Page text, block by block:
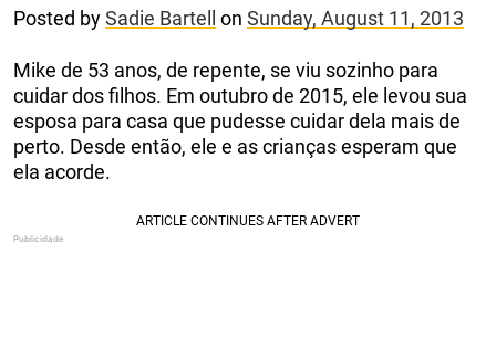
Posted bySadie Bartell on Sunday, August 11, 2013
Mike de 53 anos, de repente, se viu sozinho para
cuidar dos filhos. Em outubro de 2015, ele levou sua
esposa para casa que pudesse cuidar dela mais de
perto. Desde então, ele e as crianças esperam que
ela acorde.